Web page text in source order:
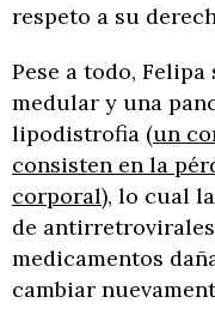
respeto a su
Pese a todo,
medular y una
lipodistrofia (un
consisten en la
corporal), lo cual
de
medicamentos
cambiar